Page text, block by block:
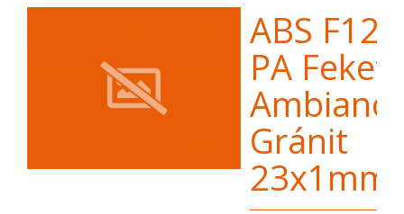
ABS F128
PA
Gránit
23x1mm